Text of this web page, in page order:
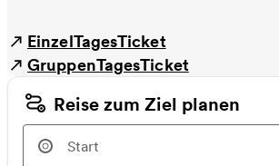
EinzelTagesTicket
GruppenTagesTicket
Reise zum Ziel planen